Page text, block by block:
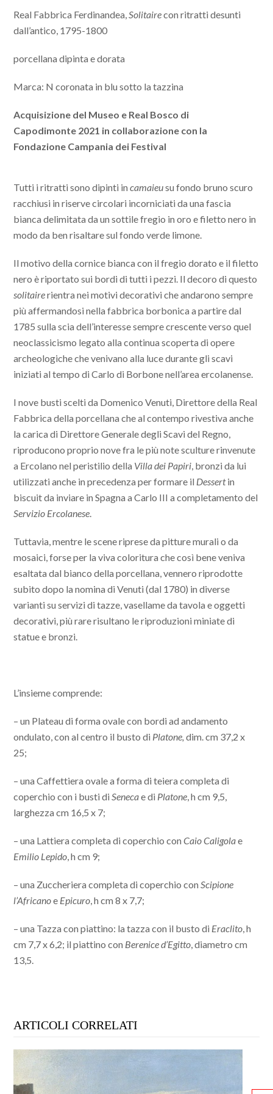
Real Fabbrica Ferdinandea,Solitairecon ritratti desunti
dall’antico, 1795-1800
porcellana dipinta e dorata
Marca: N coronata in blu sotto la tazzina
Acquisizione del Museo e Real Bosco di
Capodimonte 2021 in collaborazione con la
Fondazione Campania dei Festival
Tutti i ritratti sono dipinti incamaieusu fondo bruno scuro
racchiusi in riserve circolari incorniciati da una fascia
bianca delimitata da un sottile fregio in oro e filetto nero in
modo da ben risaltare sul fondo verde limone.
Il motivo della cornice bianca con il fregio dorato e il filetto
nero è riportato sui bordi di tutti i pezzi. Il decoro di questo
solitairerientra nei motivi decorativi che andarono sempre
più affermandosi nella fabbrica borbonica a partire dal
1785 sulla scia dell’interesse sempre crescente verso quel
neoclassicismo legato alla continua scoperta di opere
archeologiche che venivano alla luce durante gli scavi
iniziati al tempo di Carlo di Borbone nell’area ercolanense.
I nove busti scelti da Domenico Venuti, Direttore della Real
Fabbrica della porcellana che al contempo rivestiva anche
la carica di Direttore Generale degli Scavi del Regno,
riproducono proprio nove fra le più note sculture rinvenute
a Ercolano nel peristilio della Villa dei Papiri, bronzi da lui
utilizzati anche in precedenza per formare il Dessertin
biscuit da inviare in Spagna a Carlo III a completamento del
Servizio Ercolanese.
Tuttavia, mentre le scene riprese da pitture murali o da
mosaici, forse per la viva coloritura che così bene veniva
esaltata dal bianco della porcellana, vennero riprodotte
subito dopo la nomina di Venuti (dal 1780) in diverse
varianti su servizi di tazze, vasellame da tavola e oggetti
decorativi, più rare risultano le riproduzioni miniate di
statue e bronzi.
L’insieme comprende:
– un Plateau di forma ovale con bordi ad andamento
ondulato, con al centro il busto di Platone,dim. cm 37,2 x
25;
– una Caffettiera ovale a forma di teiera completa di
coperchio con i busti diSenecae di Platone, h cm 9,5,
larghezza cm 16,5 x 7;
– una Lattiera completa di coperchio conCaio Caligolae
Emilio Lepido, h cm 9;
– una Zuccheriera completa di coperchio conScipione
l’Africanoe Epicuro, h cm 8 x 7,7;
– una Tazza con piattino: la tazza con il busto di Eraclito, h
cm 7,7 x 6,2; il piattino con Berenice d’Egitto, diametro cm
13,5.
ARTICOLI CORRELATI